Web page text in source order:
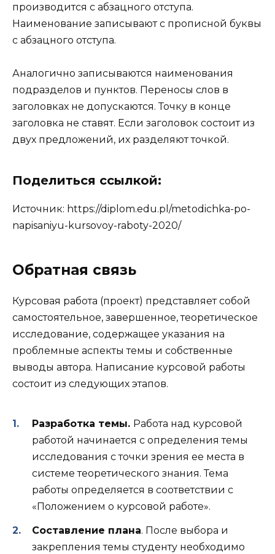
производится с абзацного отступа.
Наименование записывают с прописной буквы
с абзацного отступа.
Аналогично записываются наименования
подразделов и пунктов. Переносы слов в
заголовках не допускаются. Точку в конце
заголовка не ставят. Если заголовок состоит из
двух предложений, их разделяют точкой.
Поделиться ссылкой:
Источник: https://diplom.edu.pl/metodichka-po-
napisaniyu-kursovoy-raboty-2020/
Обратная связь
Курсовая работа (проект) представляет собой
самостоятельное, завершенное, теоретическое
исследование, содержащее указания на
проблемные аспекты темы и собственные
выводы автора. Написание курсовой работы
состоит из следующих этапов.
Разработка темы. Работа над курсовой
работой начинается с определения темы
исследования с точки зрения ее места в
системе теоретического знания. Тема
работы определяется в соответствии с
«Положением о курсовой работе».
Составление плана. После выбора и
закрепления темы студенту необходимо